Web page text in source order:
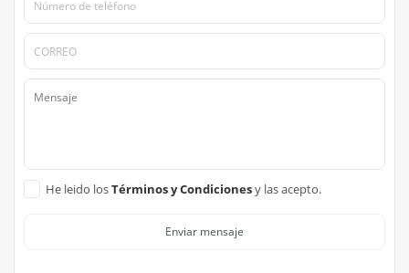
He leido losTérminos y Condicionesy las acepto.
Enviar mensaje